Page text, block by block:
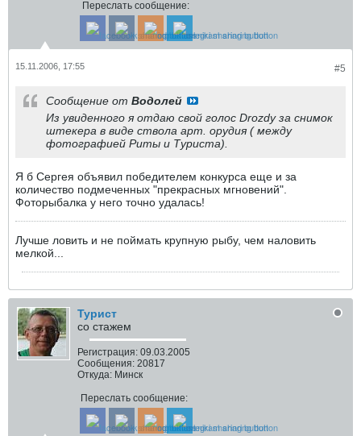
Переслать сообщение:
#5
15.11.2006, 17:55
Сообщение от Водолей
Из увиденного я отдаю свой голос Drozdу за снимок
штекера в виде ствола арт. орудия ( между
фотографией Риты и Туриста).
Я б Сергея объявил победителем конкурса еще и за
количество подмеченных "прекрасных мгновений".
Фоторыбалка у него точно удалась!
Лучше ловить и не поймать крупную рыбу, чем наловить
мелкой...
Турист
со стажем
Регистрация: 09.03.2005
Сообщения: 20817
Откуда: Минск
Переслать сообщение: